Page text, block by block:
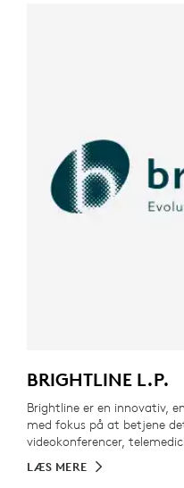
BRIGHTLINE L.P.
Brightline er en innovativ,
med fokus på at betjene
videokonferencer,
LÆS MERE